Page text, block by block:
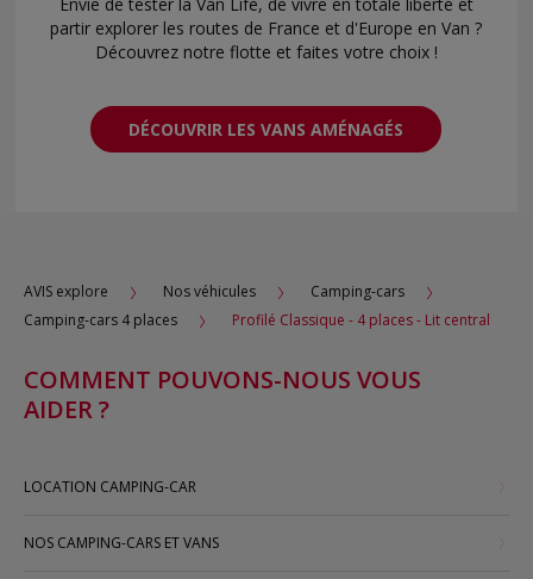
partir explorer les routes de France et d'Europe en Van ?
Découvrez notre flotte et faites votre choix !
DÉCOUVRIR LES VANS AMÉNAGÉS
AVIS explore Nos véhicules
Camping-cars
Camping-cars 4 places
Profilé Classique - 4 places - Lit central
COMMENT POUVONS-NOUS VOUS
AIDER ?
LOCATION CAMPING-CAR
NOS CAMPING-CARS ET VANS